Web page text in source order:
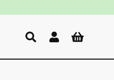
EinloggenWarenkorb